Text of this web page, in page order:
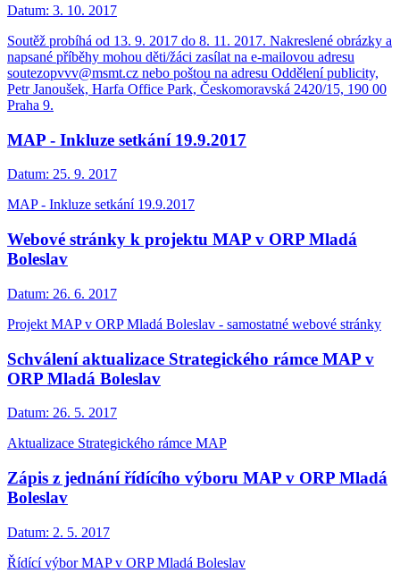
Datum: 3. 10. 2017
Soutěž probíhá od 13. 9. 2017 do 8. 11. 2017. Nakreslené obrázky a
napsané příběhy mohou děti/žáci zasílat na e-mailovou adresu
soutezopvvv@msmt.cz nebo poštou na adresu Oddělení publicity,
Petr Janoušek, Harfa Office Park, Českomoravská 2420/15, 190 00
Praha 9.
MAP - Inkluze setkání 19.9.2017
Datum: 25. 9. 2017
MAP - Inkluze setkání 19.9.2017
Webové stránky k projektu MAP v ORP Mladá
Boleslav
Datum: 26. 6. 2017
Projekt MAP v ORP Mladá Boleslav - samostatné webové stránky
Schválení aktualizace Strategického rámce MAP v
ORP Mladá Boleslav
Datum: 26. 5. 2017
Aktualizace Strategického rámce MAP
Zápis z jednání řídícího výboru MAP v ORP Mladá
Boleslav
Datum: 2. 5. 2017
Řídící výbor MAP v ORP Mladá Boleslav